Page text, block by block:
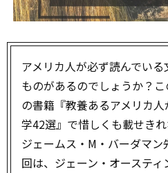
アメリカ人が必ず読んでい
ものがあるのでしょうか？
の書籍『教養あるアメリカ
学42選』で惜しくも載せき
ジェームス・M・バーダマ
回は、ジェーン・オーステ